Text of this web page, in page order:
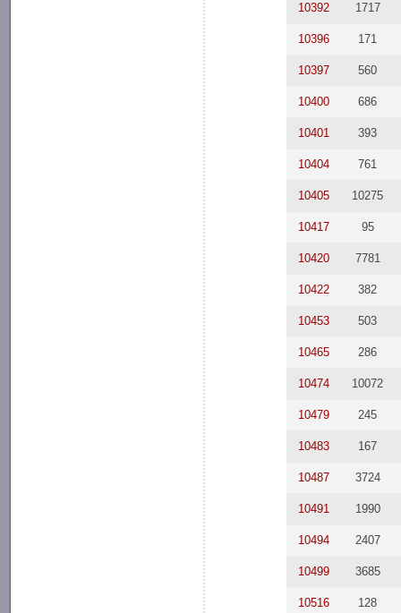
10392 1717
10396 171
10397 560
10400 686
10401 393
10404 761
10405 10275
10417 95
10420 7781
10422 382
10453 503
10465 286
10474 10072
10479 245
10483 167
10487 3724
10491 1990
10494 2407
10499 3685
10516 128